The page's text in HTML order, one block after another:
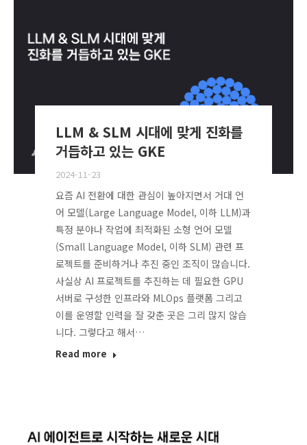
LLM & SLM 시대에 맞게 진화를
거듭하고 있는 GKE
2024-11-23
요즘 AI 전환에 대한 관심이 높아지면서 거대 언
어 모델(Large Language Model, 이하 LLM)과
특정 분야나 작업에 최적화된 소형 언어 모델
(Small Language Model, 이하 SLM) 관련 프
로젝트를 준비하거나 추진 중인 조직이 많습니다.
사실상 AI 프로젝트를 추진하는 데 필요한 GPU
서버로 구성한 인프라와 MLOps 플랫폼 그리고
이를 운영할 인력을 잘 갖춘 곳은 그리 많지 않습
니다. 그렇다고 해서…
Read more